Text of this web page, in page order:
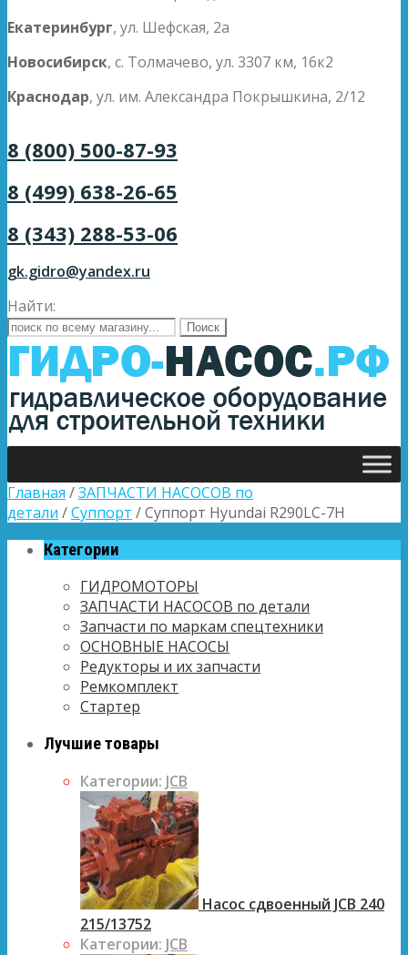
Екатеринбург, ул. Шефская, 2а
Новосибирск, с. Толмачево, ул. 3307 км, 16к2
Краснодар, ул. им. Александра Покрышкина, 2/12
8 (800) 500-87-93
8 (499) 638-26-65
8 (343) 288-53-06
gk.gidro@yandex.ru
Найти:
Главная /ЗАПЧАСТИ НАСОСОВ по
детали /Суппорт / Суппорт Hyundai R290LC-7H
Категории
ГИДРОМОТОРЫ
ЗАПЧАСТИ НАСОСОВ по детали
Запчасти по маркам спецтехники
ОСНОВНЫЕ НАСОСЫ
Редукторы и их запчасти
Ремкомплект
Стартер
Лучшие товары
Категории: JCB
Насос сдвоенный JCB 240
215/13752
Категории: JCB